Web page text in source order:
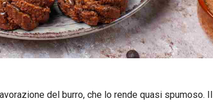
del burro, che lo rende quasi spumoso. Il